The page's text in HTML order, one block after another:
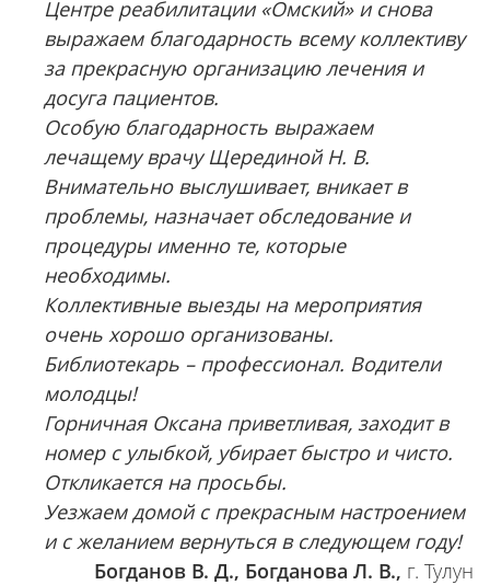
Центре реабилитации «Омский» и снова
выражаем благодарность всему коллективу
за прекрасную организацию лечения и
досуга пациентов.
Особую благодарность выражаем
лечащему врачу Щерединой Н. В.
Внимательно выслушивает, вникает в
проблемы, назначает обследование и
процедуры именно те, которые
необходимы.
Коллективные выезды на мероприятия
очень хорошо организованы.
Библиотекарь – профессионал. Водители
молодцы!
Горничная Оксана приветливая, заходит в
номер с улыбкой, убирает быстро и чисто.
Откликается на просьбы.
Уезжаем домой с прекрасным настроением
и с желанием вернуться в следующем году!
Богданов В. Д., Богданова Л. В., г. Тулун